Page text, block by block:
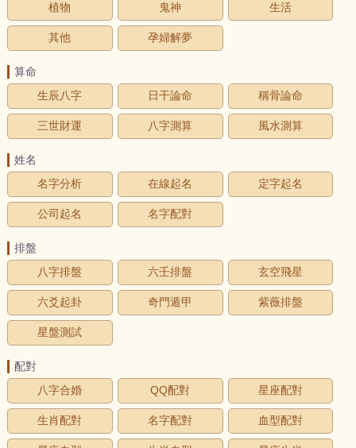
植物 鬼神 生活
其他 孕婦解夢
算命
生辰八字
日干論命 稱骨論命
三世財運 八字測算 風水測算
姓名
名字分析
在線起名 定字起名
公司起名 名字配對
排盤
八字排盤
六壬排盤 玄空飛星
六爻起卦 奇門遁甲 紫薇排盤
星盤測試
配對
八字合婚
QQ配對 星座配對
生肖配對 名字配對 血型配對